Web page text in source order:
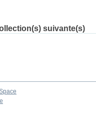
suivante(s)